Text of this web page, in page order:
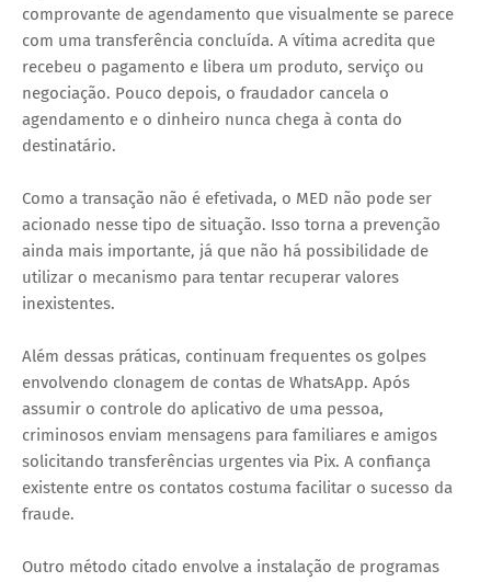
comprovante de agendamento que visualmente se parece
com uma transferência concluída. A vítima acredita que
recebeu o pagamento e libera um produto, serviço ou
negociação. Pouco depois, o fraudador cancela o
agendamento e o dinheiro nunca chega à conta do
destinatário.
Como a transação não é efetivada, o MED não pode ser
acionado nesse tipo de situação. Isso torna a prevenção
ainda mais importante, já que não há possibilidade de
utilizar o mecanismo para tentar recuperar valores
inexistentes.
Além dessas práticas, continuam frequentes os golpes
envolvendo clonagem de contas de WhatsApp. Após
assumir o controle do aplicativo de uma pessoa,
criminosos enviam mensagens para familiares e amigos
solicitando transferências urgentes via Pix. A confiança
existente entre os contatos costuma facilitar o sucesso da
fraude.
Outro método citado envolve a instalação de programas